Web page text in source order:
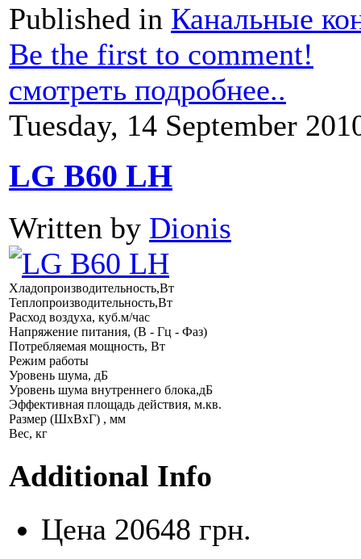
Published in Канальные
Be the first to comment!
смотреть подробнее..
Tuesday, 14 September
LG B60 LH
Written by Dionis
Хладопроизводительность,Вт
Теплопроизводительность,Вт
Расход воздуха, куб.м/час
Напряжение питания, (В - Гц - Фаз)
Потребляемая мощность, Вт
Режим работы
Уровень шума, дБ
Уровень шума внутреннего блока,дБ
Эффективная площадь действия, м.кв.
Размер (ШхВхГ) , мм
Вес, кг
Additional Info
Цена 20648 грн.